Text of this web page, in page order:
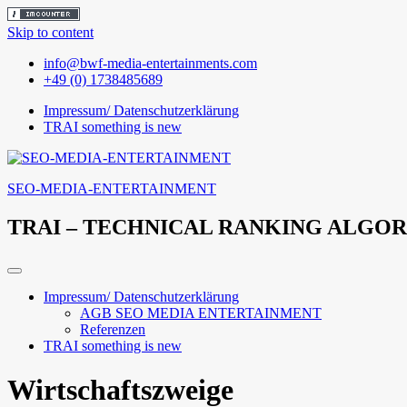
Skip to content
info@bwf-media-entertainments.com
+49 (0) 1738485689
Impressum/ Datenschutzerklärung
TRAI something is new
SEO-MEDIA-ENTERTAINMENT
TRAI – TECHNICAL RANKING
Impressum/ Datenschutzerklärung
AGB SEO MEDIA ENTERTAINMENT
Referenzen
TRAI something is new
Wirtschaftszweige